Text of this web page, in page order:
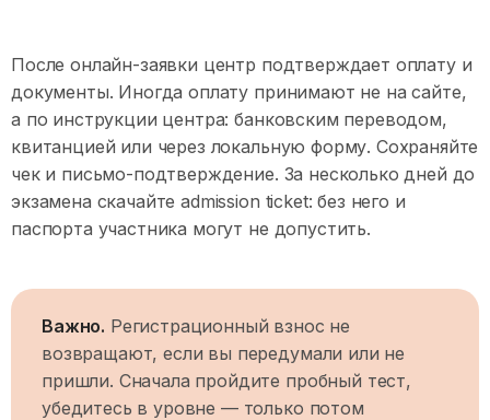
После онлайн-заявки центр подтверждает оплату и
документы. Иногда оплату принимают не на сайте,
а по инструкции центра: банковским переводом,
квитанцией или через локальную форму. Сохраняйте
чек и письмо-подтверждение. За несколько дней до
экзамена скачайте admission ticket: без него и
паспорта участника могут не допустить.
Важно. Регистрационный взнос не
возвращают, если вы передумали или не
пришли. Сначала пройдите пробный тест,
убедитесь в уровне — только потом